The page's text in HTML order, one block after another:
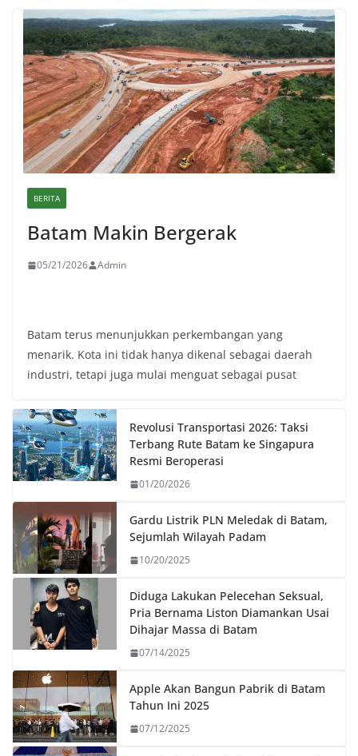
BERITA
Batam Makin Bergerak
05/21/2026 Admin
Batam terus menunjukkan perkembangan yang
menarik. Kota ini tidak hanya dikenal sebagai daerah
industri, tetapi juga mulai menguat sebagai pusat
Revolusi Transportasi 2026: Taksi
Terbang Rute Batam ke Singapura
Resmi Beroperasi
01/20/2026
Gardu Listrik PLN Meledak di Batam,
Sejumlah Wilayah Padam
10/20/2025
Diduga Lakukan Pelecehan Seksual,
Pria Bernama Liston Diamankan Usai
Dihajar Massa di Batam
07/14/2025
Apple Akan Bangun Pabrik di Batam
Tahun Ini 2025
07/12/2025